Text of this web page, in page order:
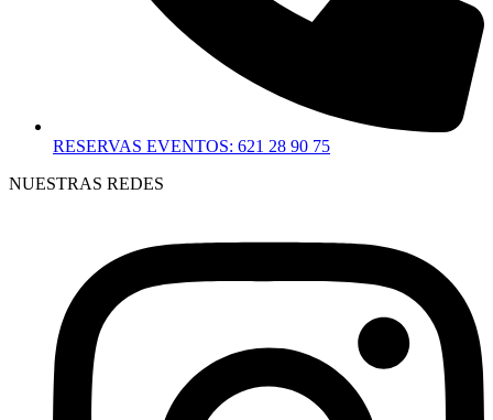
RESERVAS EVENTOS: 621 28 90 75
NUESTRAS REDES